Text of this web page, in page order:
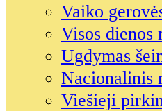
Vaiko
Visos dienos
Ugdymas
Nacionalinis
Viešieji